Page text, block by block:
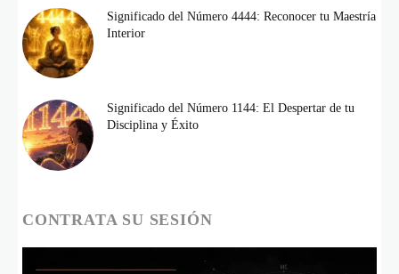
Significado del Número 4444: Reconocer tu Maestría
Interior
Significado del Número 1144: El Despertar de tu
Disciplina y Éxito
CONTRATA SU SESIÓN